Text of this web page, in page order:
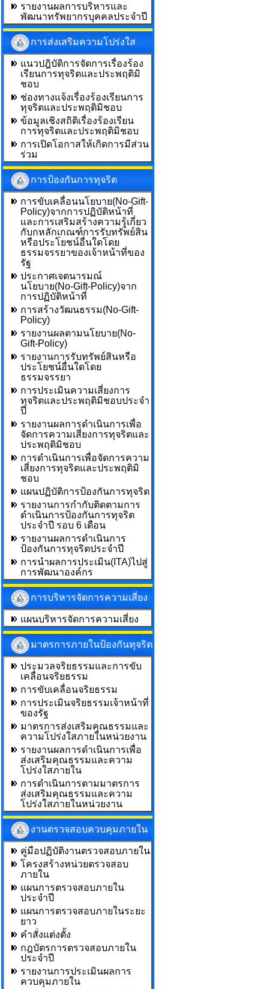
รายงานผลการบริหารและ
พัฒนาทรัพยากรบุคคลประจำปี
การส่งเสริมความโปร่งใส
แนวปฎิบัติการจัดการเรื่องร้อง
เรียนการทุจริตและประพฤติมิ
ชอบ
ช่องทางแจ้งเรื่องร้องเรียนการ
ทุจริตและประพฤติมิชอบ
ข้อมูลเชิงสถิติเรื่องร้องเรียน
การทุจริตและประพฤติมิชอบ
การเปิดโอกาสให้เกิดการมีส่วน
ร่วม
การป้องกันการทุจริต
การขับเคลื่อนนโยบาย(No-Gift-
Policy)จากการปฏิบัติหน้าที่
และการเสริมสร้างความรู้เกี่ยว
กับกหลักเกณฑ์การรับทรัพย์สิน
หรือประโยชน์อื่นใดโดย
ธรรมจรรยาของเจ้าหน้าที่ของ
รัฐ
ประกาศเจตนารมณ์
นโยบาย(No-Gift-Policy)จาก
การปฏิบัติหน้าที่
การสร้างวัฒนธรรม(No-Gift-
Policy)
รายงานผลตามนโยบาย(No-
Gift-Policy)
รายงานการรับทรัพย์สินหรือ
ประโยชน์อื่นใดโดย
ธรรมจรรยา
การประเมินความเสี่ยงการ
ทุจริตและประพฤติมิชอบประจำ
ปี
รายงานผลการดำเนินการเพื่อ
จัดการความเสี่ยงการทุจริตและ
ประพฤติมิชอบ
การดำเนินการเพื่อจัดการความ
เสี่ยงการทุจริตและประพฤติมิ
ชอบ
แผนปฏิบัติการป้องกันการทุจริต
รายงานการกำกับติดตามการ
ดำเนินการป้องกันการทุจริต
ประจำปี รอบ 6 เดือน
รายงานผลการดำเนินการ
ป้องกันการทุจริตประจำปี
การนำผลการประเมิน(ITA)ไปสู่
การพัฒนาองค์กร
การบริหารจัดการความเสี่ยง
แผนบริหารจัดการความเสี่ยง
มาตรการภายในป้องกันทุจริต
ประมวลจริยธรรมและการขับ
เคลื่อนจริยธรรม
การขับเคลื่อนจริยธรรม
การประเมินจริยธรรมเจ้าหน้าที่
ของรัฐ
มาตรการส่งเสริมคุณธรรมและ
ความโปร่งใสภายในหน่วยงาน
รายงานผลการดำเนินการเพื่อ
ส่งเสริมคุณธรรมและความ
โปร่งใสภายใน
การดำเนินการตามมาตรการ
ส่งเสริมคุณธรรมและความ
โปร่งใสภายในหน่วยงาน
งานตรวจสอบควบคุมภายใน
คู่มือปฏิบัติงานตรวจสอบภายใน
โครงสร้างหน่วยตรวจสอบ
ภายใน
แผนการตรวจสอบภายใน
ประจำปี
แผนการตรวจสอบภายในระยะ
ยาว
คำสั่งแต่งตั้ง
กฎบัตรการตรวจสอบภายใน
ประจำปี
รายงานการประเมินผลการ
ควบคุมภายใน